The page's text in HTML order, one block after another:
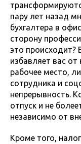
пару лет назад
бухгалтера в
сторону
это происходит?
избавляет вас
рабочее место,
сотрудника и
непрерывность.
отпуск и не
независимо от
Кроме того,